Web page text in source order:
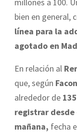
millones a 100.
bien en general,
línea para la
agotado en
En relación al
que, según
alrededor de
registrar desde
mañana, fecha